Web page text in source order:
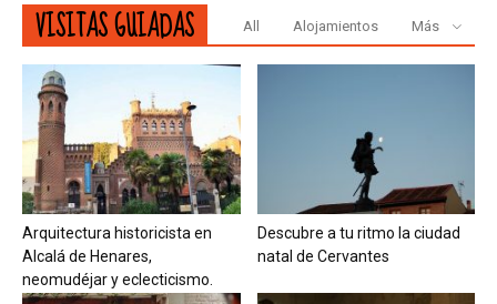
VISITAS GUIADAS All Alojamientos Más
Arquitectura historicista en
Alcalá de Henares,
neomudéjar y eclecticismo.
Descubre a tu ritmo la ciudad
natal de Cervantes